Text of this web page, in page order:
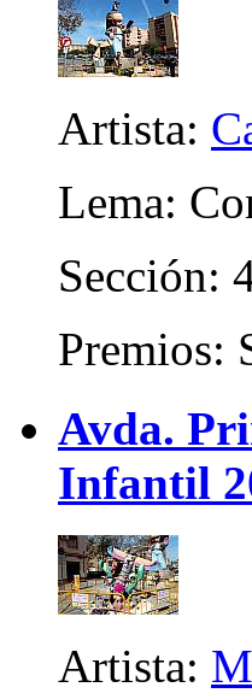
Artista:
Lema:
Sección:
Premios:
Avda.
Infantil
Artista: